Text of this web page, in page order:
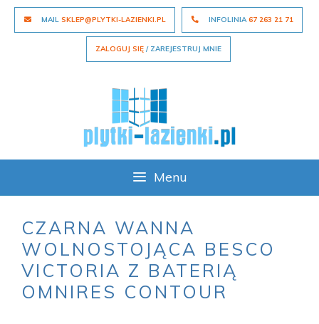
Skip
MAIL SKLEP@PLYTKI-LAZIENKI.PL INFOLINIA67 263 21 71
ZALOGUJ SIĘ / ZAREJESTRUJ MNIE
Menu
CZARNA WANNA
WOLNOSTOJĄCA BESCO
VICTORIA Z BATERIĄ
OMNIRES CONTOUR